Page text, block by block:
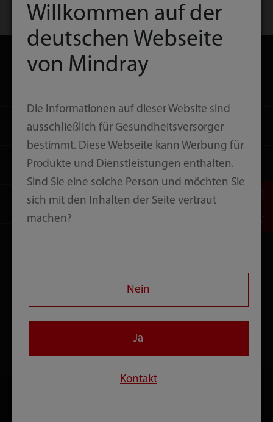
Startseite Kontakt Download
Lösungen
Dienstleistungen
Medienzentrum
Kontakt
Willkommen auf der
deutschen Webseite
von Mindray
Die Informationen auf dieser Website sind
ausschließlich für Gesundheitsversorger
bestimmt. Diese Webseite kann Werbung für
Produkte und Dienstleistungen enthalten.
Sind Sie eine solche Person und möchten Sie
sich mit den Inhalten der Seite vertraut
machen?
Nein
Ja
Kontakt